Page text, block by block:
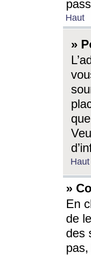
Haut
»
Haut
»
En
de
des